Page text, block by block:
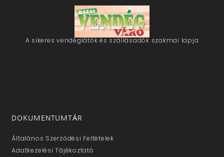
A sikeres vendéglátók és szállásadók szakmai lapja
DOKUMENTUMTÁR
Általános Szerződési Feltételek
Adatkezelési Tájékoztató